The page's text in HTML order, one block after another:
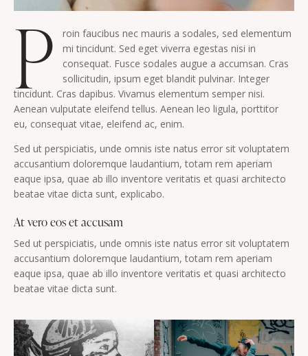
P
roin faucibus nec mauris a sodales, sed elementum
mi tincidunt. Sed eget viverra egestas nisi in
consequat. Fusce sodales augue a accumsan. Cras
sollicitudin, ipsum eget blandit pulvinar. Integer
tincidunt. Cras dapibus. Vivamus elementum semper nisi.
Aenean vulputate eleifend tellus. Aenean leo ligula, porttitor
eu, consequat vitae, eleifend ac, enim.
Sed ut perspiciatis, unde omnis iste natus error sit voluptatem
accusantium doloremque laudantium, totam rem aperiam
eaque ipsa, quae ab illo inventore veritatis et quasi architecto
beatae vitae dicta sunt, explicabo.
At vero eos et accusam
Sed ut perspiciatis, unde omnis iste natus error sit voluptatem
accusantium doloremque laudantium, totam rem aperiam
eaque ipsa, quae ab illo inventore veritatis et quasi architecto
beatae vitae dicta sunt.